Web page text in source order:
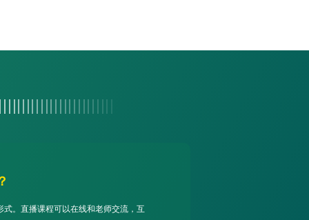
。直播课程可以在线和老师交流，互